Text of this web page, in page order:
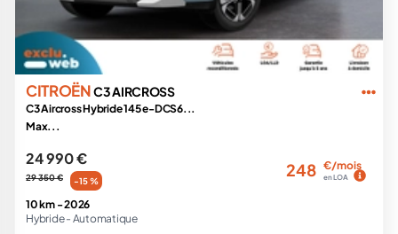
CITROËNC3 AIRCROSS
C3 Aircross Hybride 145 e-DCS6...
Max...
24 990 €
29 350 € -15 %
248 €/mois
en LOA
10 km -2026
Hybride - Automatique